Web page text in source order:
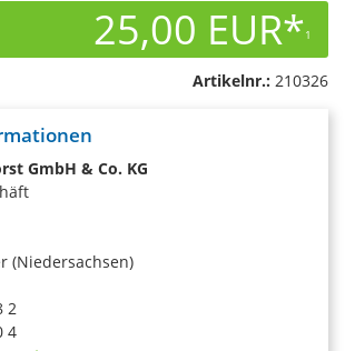
25,00 EUR*1
Artikelnr.: 210326
GmbH & Co. KG
(Niedersachsen)
2
4